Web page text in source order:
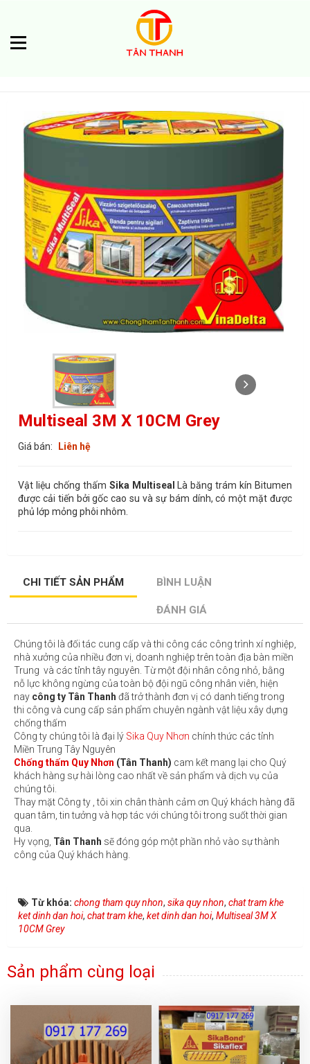
Multiseal 3M X 10CM Grey
Giá bán: Liên hệ
Vật liệu chống thấm Sika Multiseal Là băng trám kín Bitumen
được cải tiến bởi gốc cao su và sự bám dính, có một mặt được
phủ lớp mỏng phôi nhôm.
CHI TIẾT SẢN PHẨM BÌNH LUẬN
ĐÁNH GIÁ
Chúng tôi là đối tác cung cấp và thi công các công trình xí nghiệp,
nhà xưởng của nhiều đơn vị, doanh nghiệp trên toàn địa bàn miền
Trung và các tỉnh tây nguyên. Từ một đội nhân công nhỏ, bằng
nỗ lực không ngừng của toàn bộ đội ngũ công nhân viên, hiện
nay công ty Tân Thanh đã trở thành đơn vị có danh tiếng trong
thi công và cung cấp sản phẩm chuyên ngành vật liệu xây dựng
chống thấm
Công ty chúng tôi là đại lý Sika Quy Nhơn chính thức các tỉnh
Miền Trung Tây Nguyên
Chống thấm Quy Nhơn (Tân Thanh) cam kết mang lại cho Quý
khách hàng sự hài lòng cao nhất về sản phẩm và dịch vụ của
chúng tôi.
Thay mặt Công ty , tôi xin chân thành cảm ơn Quý khách hàng đã
quan tâm, tin tưởng và hợp tác với chúng tôi trong suốt thời gian
qua.
Hy vọng, Tân Thanh sẽ đóng góp một phần nhỏ vào sự thành
công của Quý khách hàng.
Từ khóa: chong tham quy nhon, sika quy nhon, chat tram khe
ket dinh dan hoi, chat tram khe, ket dinh dan hoi, Multiseal 3M X
10CM Grey
Sản phẩm cùng loại